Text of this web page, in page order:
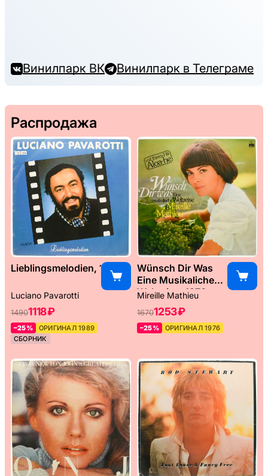
Винилпарк ВК Винилпарк в Телеграме
Распродажа
Lieblingsmelodien, 1989
Luciano Pavarotti
14901118 ₽
–25%
ОРИГИНАЛ 1989
СБОРНИК
Wünsch Dir Was
Eine Musikaliche
Weltreise, 1976
Mireille Mathieu
16701253 ₽
–25% ОРИГИНАЛ 1976